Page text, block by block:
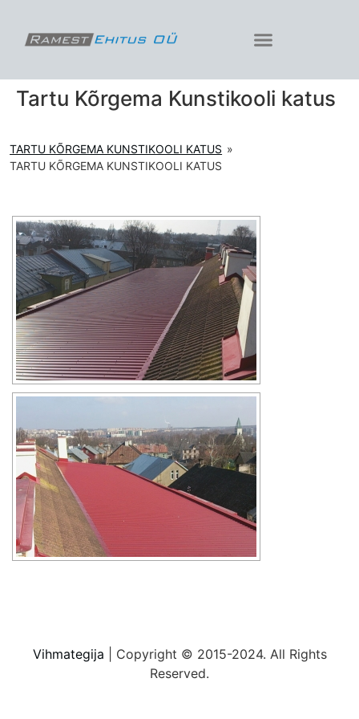
Tartu Kõrgema Kunstikooli katus
TARTU KÕRGEMA KUNSTIKOOLI KATUS »
TARTU KÕRGEMA KUNSTIKOOLI KATUS
Vihmategija | Copyright © 2015-2024. All Rights
Reserved.